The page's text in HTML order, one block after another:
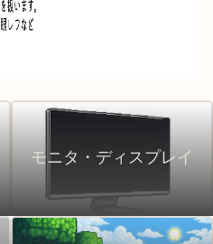
モニタ・ディスプレイ